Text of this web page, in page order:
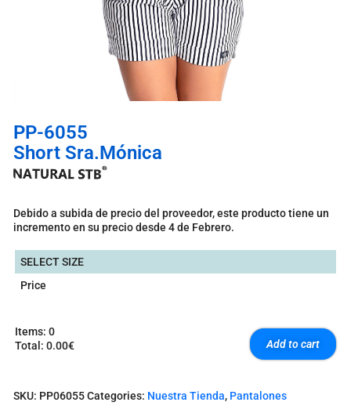
PP-6055
Short Sra.Mónica
Debido a subida de precio del proveedor, este producto tiene un
incremento en su precio desde 4 de Febrero.
SELECT SIZE
Price
Items: 0
Total : 0.00€
e
Add to cart
SKU: PP06055Categories: Nuestra Tienda, Pantalones